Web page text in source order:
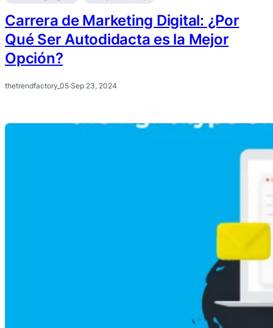
Carrera de Marketing Digital: ¿Por
Qué Ser Autodidacta es la Mejor
Opción?
thetrendfactory_05·Sep 23, 2024